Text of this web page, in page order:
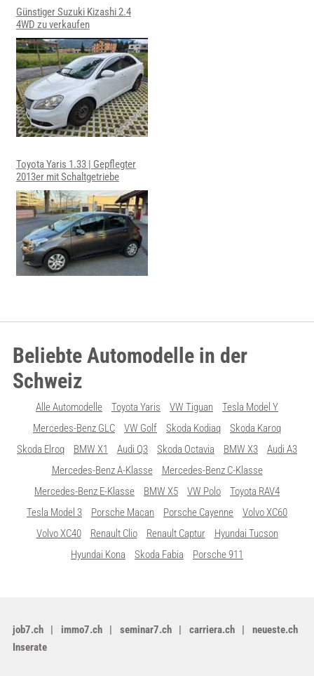
Günstiger Suzuki Kizashi 2.4
4WD zu verkaufen
Toyota Yaris 1.33 | Gepflegter
2013er mit Schaltgetriebe
Beliebte Automodelle in der
Schweiz
Alle Automodelle Toyota Yaris VW Tiguan
Tesla Model Y
Mercedes-Benz GLC
VW Golf Skoda Kodiaq
Skoda Karoq
Skoda Elroq
BMW X1 Audi Q3 Skoda Octavia BMW X3
Audi A3
Mercedes-Benz A-Klasse
Mercedes-Benz C-Klasse
Mercedes-Benz E-Klasse
BMW X5 VW Polo
Toyota RAV4
Tesla Model 3
Porsche Macan Porsche Cayenne
Volvo XC60
Volvo XC40
Renault Clio Renault Captur
Hyundai Tucson
Hyundai Kona
Skoda Fabia Porsche 911
job7.ch immo7.ch seminar7.ch carriera.ch
neueste.ch
Inserate